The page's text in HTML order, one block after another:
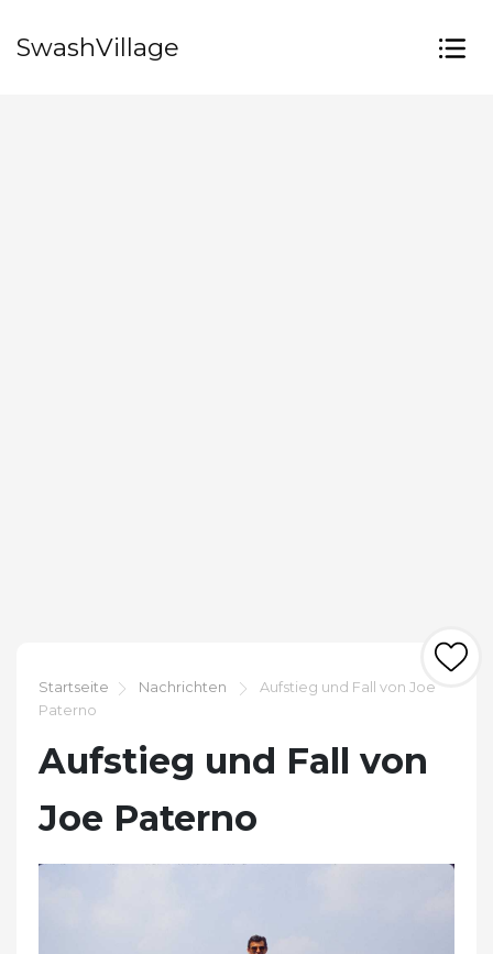
SwashVillage
Startseite Nachrichten
Aufstieg und Fall von Joe
Paterno
Aufstieg und Fall von
Joe Paterno